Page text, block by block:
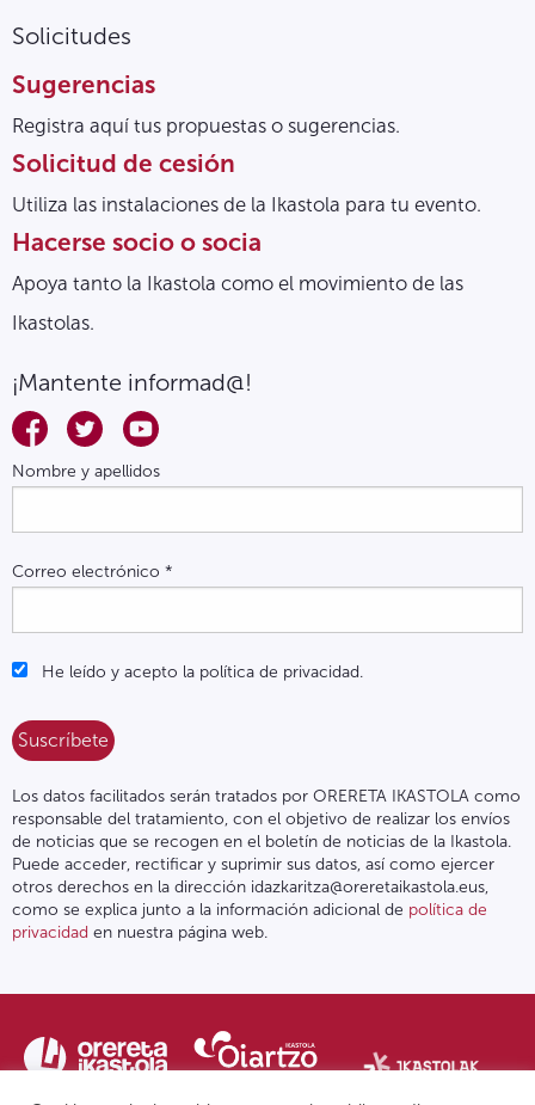
Solicitudes
Sugerencias
Registra aquí tus propuestas o sugerencias.
Solicitud de cesión
Utiliza las instalaciones de la Ikastola para tu evento.
Hacerse socio o socia
Apoya tanto la Ikastola como el movimiento de las
Ikastolas.
¡Mantente informad@!
Nombre y apellidos
Correo electrónico *
He leído y acepto la política de privacidad.
Los datos facilitados serán tratados por ORERETA IKASTOLA como
responsable del tratamiento, con el objetivo de realizar los envíos
de noticias que se recogen en el boletín de noticias de la Ikastola.
Puede acceder, rectificar y suprimir sus datos, así como ejercer
otros derechos en la dirección idazkaritza@oreretaikastola.eus,
como se explica junto a la información adicional de política de
privacidad en nuestra página web.